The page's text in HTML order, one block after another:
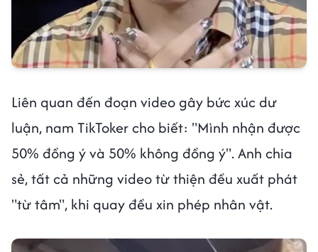
Liên quan đến đoạn video gây bức xúc dư
luận, nam TikToker cho biết: "Mình nhận được
50% đồng ý và 50% không đồng ý". Anh chia
sẻ, tất cả những video từ thiện đều xuất phát
"từ tâm", khi quay đều xin phép nhân vật.